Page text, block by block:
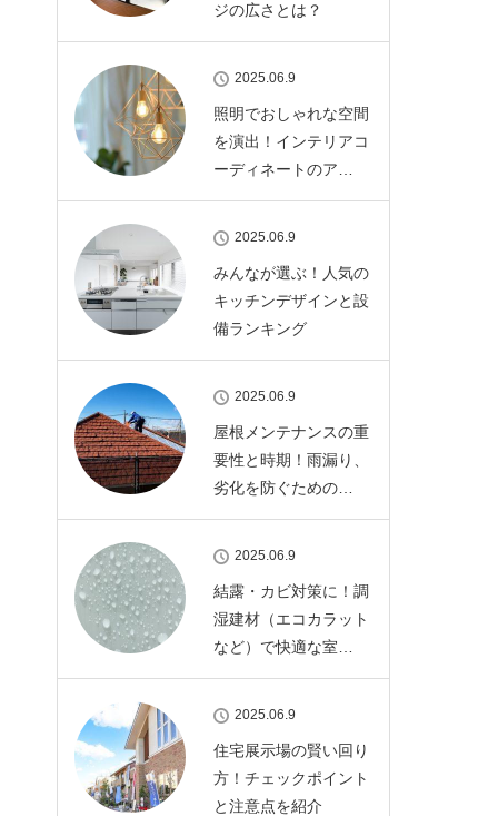
ジの広さとは？
2025.06.9
照明でおしゃれな空間
を演出！インテリアコ
ーディネートのア…
2025.06.9
みんなが選ぶ！人気の
キッチンデザインと設
備ランキング
2025.06.9
屋根メンテナンスの重
要性と時期！雨漏り、
劣化を防ぐための…
2025.06.9
結露・カビ対策に！調
湿建材（エコカラット
など）で快適な室…
2025.06.9
住宅展示場の賢い回り
方！チェックポイント
と注意点を紹介